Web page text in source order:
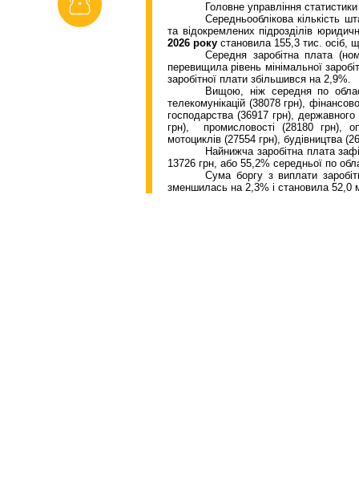
Головне управління
Середньооблікова кількість
та відокремлених підрозділів
2026 рокустановила 155,3 тис. осіб,
Середня заробітна плата
перевищила рівень мінімальної
заробітної плати збільшився на 2,9%.
Вищою, ніж середня по
телекомунікацій (38078 грн),
господарства (36917 грн),
грн), промисловості (28180 грн),
мотоциклів (27554 грн), будівництва
Найнижча заробітна плата
13726 грн, або 55,2% середньої по
Сума боргу з виплати
зменшилась на 2,3% і становила 52,0